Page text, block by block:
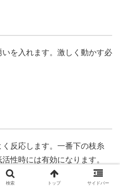
を入れます。激しく動かす必
反応します。一番下の枝糸
性時には有効になります。
検索 トップ サイドバー